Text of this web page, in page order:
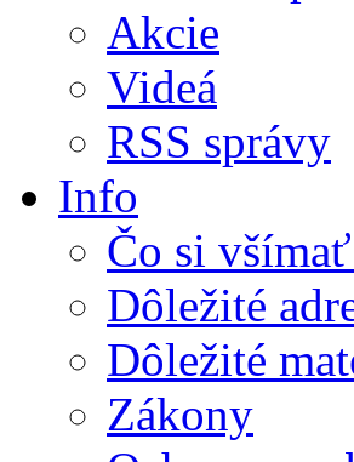
Akcie
Videá
RSS správy
Info
Čo si
Dôležité
Dôležité
Zákony